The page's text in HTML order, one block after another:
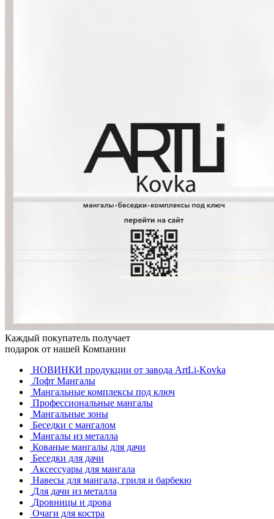
Каждый покупатель получает
подарок от нашей Компании
НОВИНКИ продукции от завода ArtLi-Kovka
Лофт Мангалы
Мангальные комплексы под ключ
Профессиональные мангалы
Мангальные зоны
Беседки с мангалом
Мангалы из металла
Кованые мангалы для дачи
Беседки для дачи
Аксессуары для мангала
Навесы для мангала, гриля и барбекю
Для дачи из металла
Дровницы и дрова
Очаги для костра